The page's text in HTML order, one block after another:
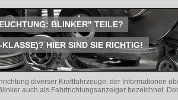
BLINKER" TEILE?
HIER SIND SIE RICHTIG!
diverser Kraftfahrzeuge, der Informationen
auch als Fahrtrichtungsanzeiger bezeichnet.